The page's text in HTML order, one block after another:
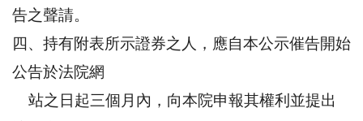
告之聲請。
四、持有附表所示證券之人，應自本公示催告開始
公告於法院網
站之日起三個月內，向本院申報其權利並提出